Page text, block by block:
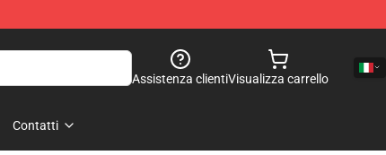
Assistenza clientiVisualizza carrello
Contatti